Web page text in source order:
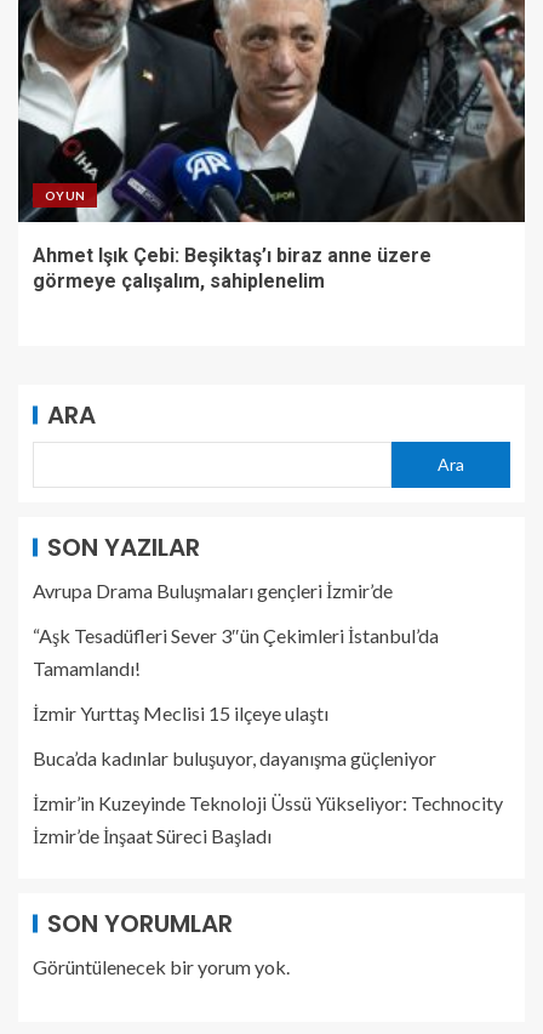
OYUN
Ahmet Işık Çebi: Beşiktaş’ı biraz anne üzere
görmeye çalışalım, sahiplenelim
ARA
Ara
SON YAZILAR
Avrupa Drama Buluşmaları gençleri İzmir’de
“Aşk Tesadüfleri Sever 3″ün Çekimleri İstanbul’da
Tamamlandı!
İzmir Yurttaş Meclisi 15 ilçeye ulaştı
Buca’da kadınlar buluşuyor, dayanışma güçleniyor
İzmir’in Kuzeyinde Teknoloji Üssü Yükseliyor: Technocity
İzmir’de İnşaat Süreci Başladı
SON YORUMLAR
Görüntülenecek bir yorum yok.